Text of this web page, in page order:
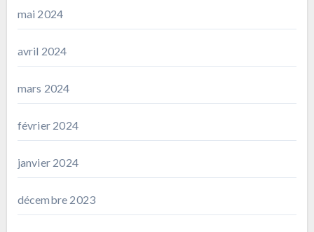
mai 2024
avril 2024
mars 2024
février 2024
janvier 2024
décembre 2023